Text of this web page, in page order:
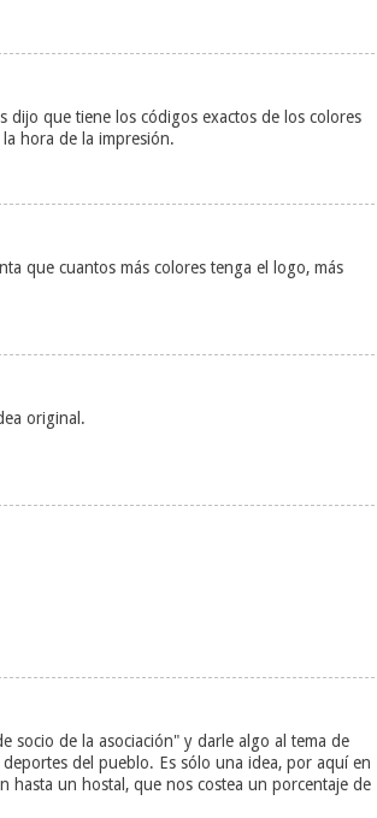
dijo que tiene los códigos exactos de los colores
hora de la impresión.
que cuantos más colores tenga el logo, más
original.
socio de la asociación" y darle algo al tema de
del pueblo. Es sólo una idea, por aquí en
hasta un hostal, que nos costea un porcentaje de